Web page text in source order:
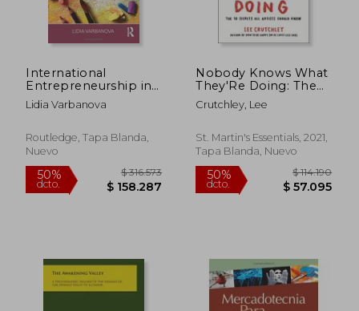
dcto. $ 94.803 dcto. $
International
Entrepreneurship in
the Arts
Lidia Varbanova
Routledge, Tapa Blanda,
Nuevo
Nobody Knows What
They'Re Doing: The
10 Secrets all Artists
Should Know (en
Crutchley, Lee
St. Martin's Essentials, 2021,
Tapa Blanda, Nuevo